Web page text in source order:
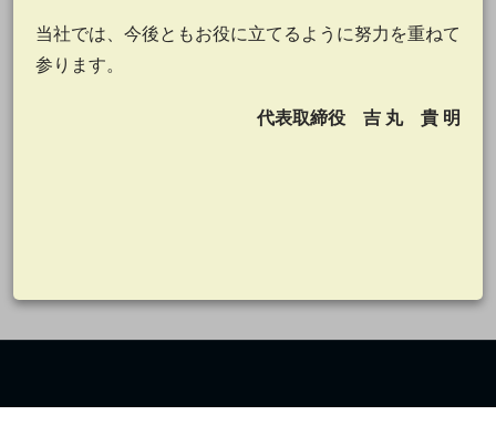
当社では、今後ともお役に立てるように努力を重ねて
参ります。
代表取締役 吉 丸 貴 明